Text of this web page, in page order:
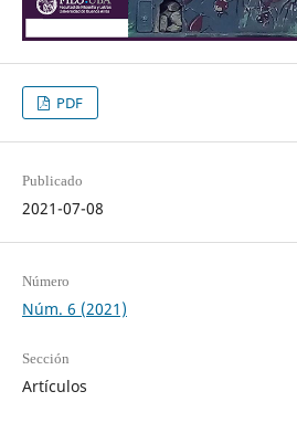
PDF
Publicado
2021-07-08
Número
Núm. 6 (2021)
Sección
Artículos